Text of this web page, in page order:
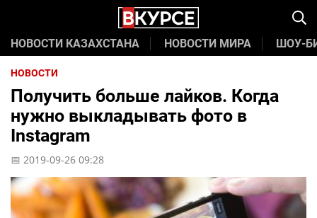
НОВОСТИ КАЗАХСТАНА НОВОСТИ МИРА ШОУ-
НОВОСТИ
Получить больше лайков. Когда
нужно выкладывать фото в
Instagram
📅 2019-09-26 09:28